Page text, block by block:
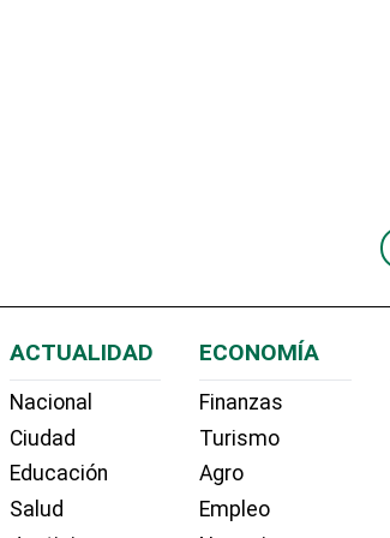
ACTUALIDAD
Nacional
Ciudad
Educación
Salud
ECONOMÍA
Finanzas
Turismo
Agro
Empleo